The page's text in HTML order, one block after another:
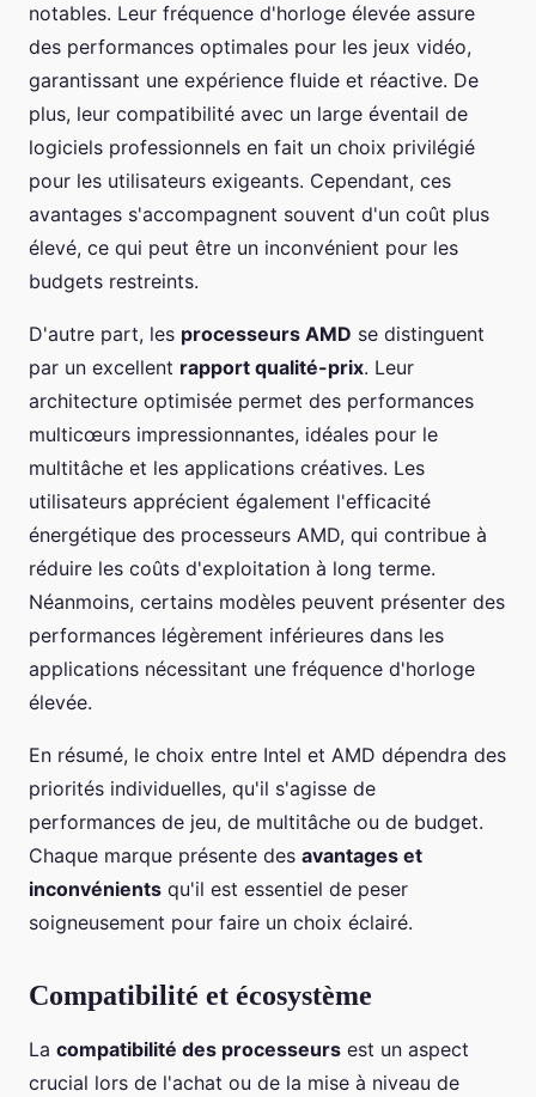
notables. Leur fréquence d'horloge élevée assure
des performances optimales pour les jeux vidéo,
garantissant une expérience fluide et réactive. De
plus, leur compatibilité avec un large éventail de
logiciels professionnels en fait un choix privilégié
pour les utilisateurs exigeants. Cependant, ces
avantages s'accompagnent souvent d'un coût plus
élevé, ce qui peut être un inconvénient pour les
budgets restreints.
D'autre part, les processeurs AMD se distinguent
par un excellent rapport qualité-prix. Leur
architecture optimisée permet des performances
multicœurs impressionnantes, idéales pour le
multitâche et les applications créatives. Les
utilisateurs apprécient également l'efficacité
énergétique des processeurs AMD, qui contribue à
réduire les coûts d'exploitation à long terme.
Néanmoins, certains modèles peuvent présenter des
performances légèrement inférieures dans les
applications nécessitant une fréquence d'horloge
élevée.
En résumé, le choix entre Intel et AMD dépendra des
priorités individuelles, qu'il s'agisse de
performances de jeu, de multitâche ou de budget.
Chaque marque présente des avantages et
inconvénients qu'il est essentiel de peser
soigneusement pour faire un choix éclairé.
Compatibilité et écosystème
La compatibilité des processeurs est un aspect
crucial lors de l'achat ou de la mise à niveau de